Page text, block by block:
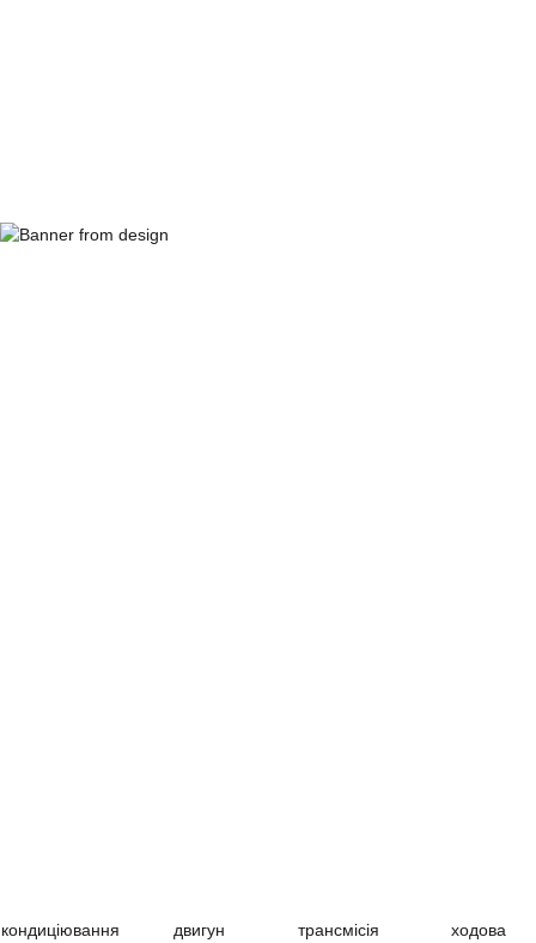
кондиціювання двигун трансмісія ходова